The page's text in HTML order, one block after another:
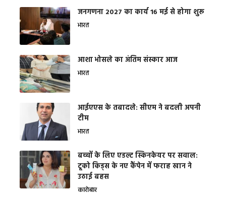
जनगणना 2027 का कार्य 16 मई से होगा शुरू
भारत
आशा भोसले का अंतिम संस्कार आज
भारत
आईएएस के तबादले: सीएम ने बदली अपनी
टीम
भारत
बच्चों के लिए एडल्ट स्किनकेयर पर सवाल:
टूको किड्स के नए कैंपेन में फराह खान ने
उठाई बहस
कारोबार